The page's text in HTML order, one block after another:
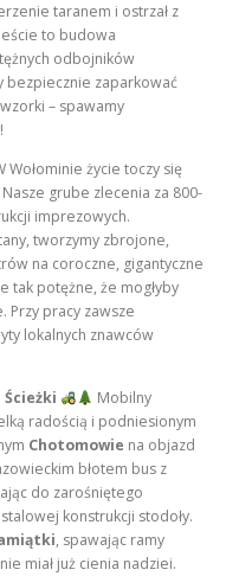
taranem i ostrzał z
to budowa
odbojników
bezpiecznie zaparkować
– spawamy
Wołominie życie toczy się
grube zlecenia za 800-
imprezowych.
tworzymy zbrojone,
na coroczne, gigantyczne
tak potężne, że mogłyby
Przy pracy zawsze
lokalnych znawców
Mobilny
radością i podniesionym
Chotomowie na objazd
błotem bus z
do zarośniętego
konstrukcji stodoły.
, spawając ramy
miał już cienia nadziei.